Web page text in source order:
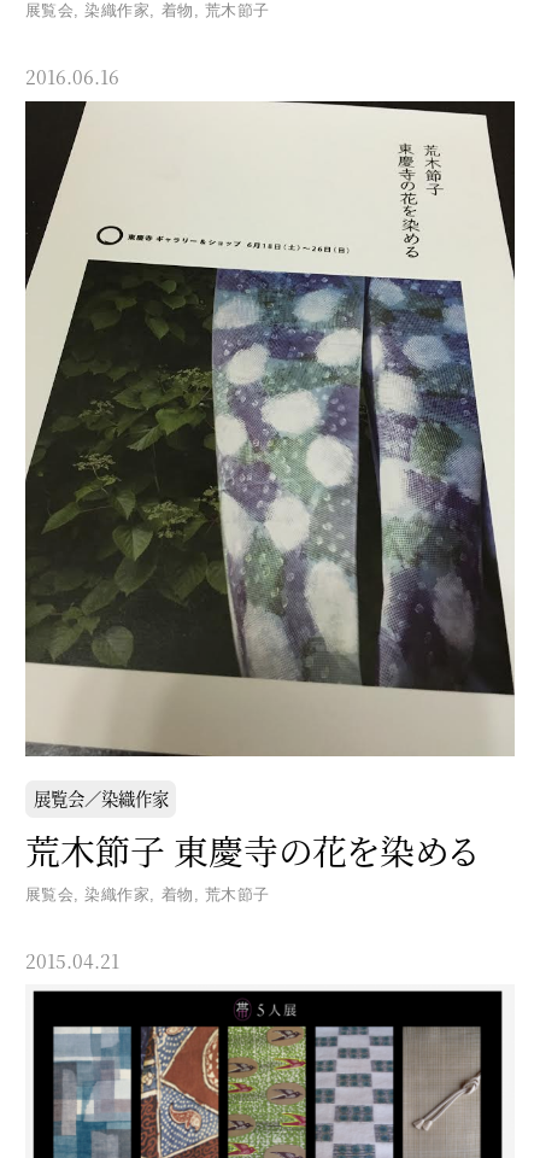
展覧会,染織作家, 着物 , 荒木節子
2016.06.16
展覧会／染織作家
荒木節子 東慶寺の花を染める
展覧会 ,染織作家 着物 荒木節子
2015.04.21